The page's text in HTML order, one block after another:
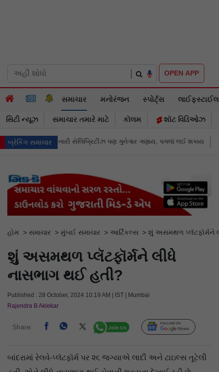
OPEN APP
સમાચાર મનોરંજન સ્પોર્ટ્સ લાઈફસ્ટાઈલ
સિટી ન્યૂઝ સમાચાર તમારે માટે કૉલમ શૉટ વિડિઓઝ
બ્રેકિંગ સમાચાર
ગુનેગાર ગણાય, પગલાં લઈ શકાય તુકારામ મુંઢેનું રક્ષણ કરવું એ દેવેન્દ્ર
હોમ > સમાચાર > મુંબઈ સમાચાર > આર્ટિકલ્સ > શું અસમથળ પ્લૅટફૉર્મને
શું અસમથળ પ્લૅટફૉર્મને લીધે
નાસભાગ થઈ હતી?
Published : 28 October, 2024 10:19 AM | IST | Mumbai
Rajendra B Aklekar
Share: Follow Us
બાંદરામાં રેલવે-પ્લૅટફૉર્મ પર ૨૬ જગ્યાએ લાદી અને ટાઇલ્સ તૂટેલી